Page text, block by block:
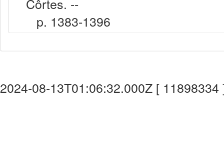
p. 1383-1396
2024-08-13T01:06:32.000Z [ 11898334